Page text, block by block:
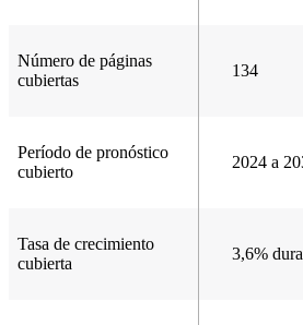
Número de páginas
cubiertas
134
Período de pronóstico
cubierto
2024 a
Tasa de crecimiento
cubierta
3,6%